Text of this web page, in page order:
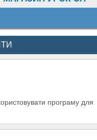
програму для